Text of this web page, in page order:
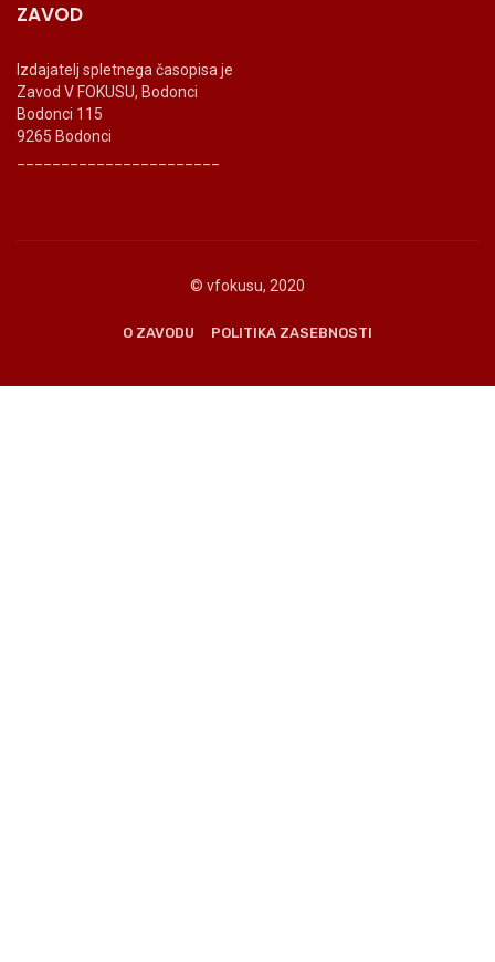
ZAVOD
Izdajatelj spletnega časopisa je
Zavod V FOKUSU, Bodonci
Bodonci 115
9265 Bodonci
© vfokusu, 2020
O ZAVODU POLITIKA ZASEBNOSTI